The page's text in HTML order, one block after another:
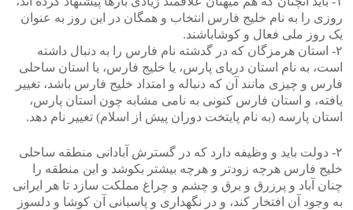
روزی را به نام خلیج فارس انتخاب و همگان در این روز به عنوان
یک روز ملی فعال و کوشاباشند.
۲- استان هرمزگان که در گدشته نام فارس را به دنبال داشته
است، به نام استان دریای پارس، یا خلیج فارس، یا استان ساحلی
فارس و چیزی مانند آن که دنباله و امتداد خلیج فارس باشد، تغییر
یافته، و استان فارس کنونی به نامی مشابه چون استان پارس،
استان پارسه (به نام پایتخت دوران پیش از اسلام) تغییر نام دهد.
۲- دولت باید و وظیفه دارد که در گسترش آبادانی منطقه ساحلی
خلیج فارس هرچه زودتر و هرچه بیشتر بکوشد و این منطقه را
چنان آباد و پرزرق و برق و چشم و چراغ مملکت سازد تا هر ایرانی
به وجود آن افتخار کند، و در نگهداری و پاسبانی آن کوشا و دلسوز